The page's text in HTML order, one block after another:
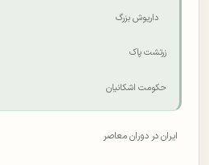
داریوش بزرگ
زرتشت پاک
حکومت اشکانیان
ایران در دوران معاصر